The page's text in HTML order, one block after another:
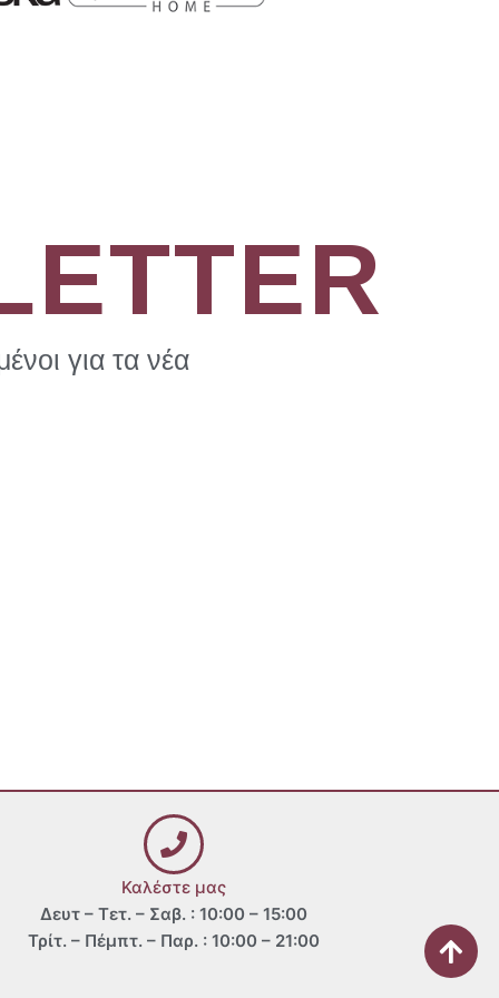
για τα νέα
Καλέστε μας
Δευτ – Τετ. – Σαβ. : 10:00 – 15:00
Τρίτ. – Πέμπτ. – Παρ. : 10:00 – 21:00